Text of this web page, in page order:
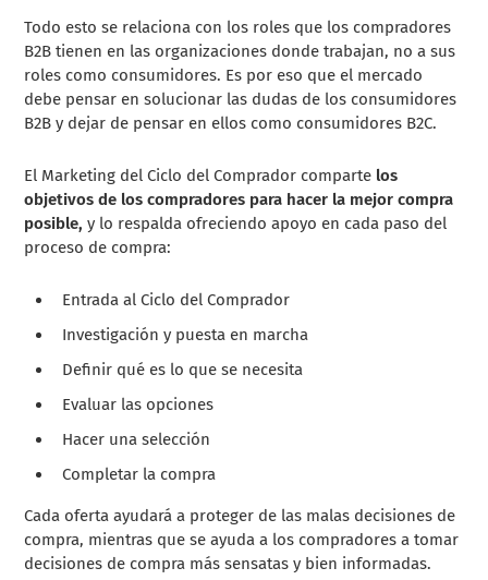
Todo esto se relaciona con los roles que los compradores
B2B tienen en las organizaciones donde trabajan, no a sus
roles como consumidores. Es por eso que el mercado
debe pensar en solucionar las dudas de los consumidores
B2B y dejar de pensar en ellos como consumidores B2C.
El Marketing del Ciclo del Comprador comparte los
objetivos de los compradores para hacer la mejor compra
posible,y lo respalda ofreciendo apoyo en cada paso del
proceso de compra:
Entrada al Ciclo del Comprador
Investigación y puesta en marcha
Definir qué es lo que se necesita
Evaluar las opciones
Hacer una selección
Completar la compra
Cada oferta ayudará a proteger de las malas decisiones de
compra, mientras que se ayuda a los compradores a tomar
decisiones de compra más sensatas y bien informadas.